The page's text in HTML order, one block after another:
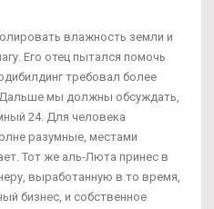
влажность земли и
Его отец пытался помочь
требовал более
мы должны обсуждать,
24. Для человека
разумные, местами
Тот же аль-Люта принес в
выработанную в то время,
бизнес, и собственное